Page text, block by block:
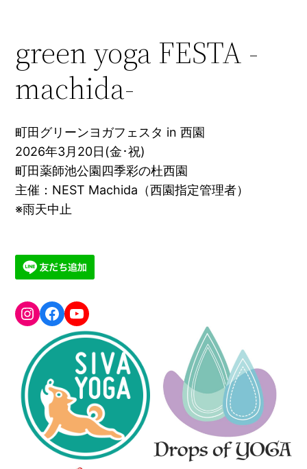
green yoga FESTA -
machida-
町田グリーンヨガフェスタ in 西園
2026年3月20日(金･祝)
町田薬師池公園四季彩の杜西園
主催：NEST Machida（西園指定管理者）
※雨天中止
greenyogafesta Facebook YouTube